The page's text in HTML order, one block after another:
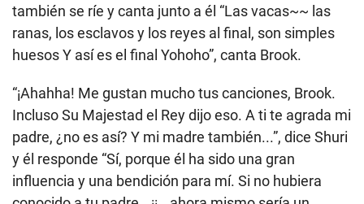
también se ríe y canta junto a él “Las vacas~~ las
ranas, los esclavos y los reyes al final, son simples
huesos Y así es el final Yohoho”, canta Brook.
“¡Ahahha! Me gustan mucho tus canciones, Brook.
Incluso Su Majestad el Rey dijo eso. A ti te agrada mi
padre, ¿no es así? Y mi madre también...”, dice Shuri
y él responde “Sí, porque él ha sido una gran
influencia y una bendición para mí. Si no hubiera